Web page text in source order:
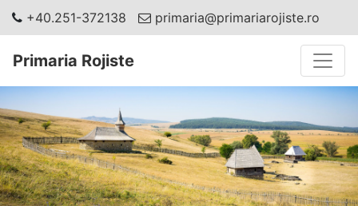
+40.251-372138 primaria@primariarojiste.ro
Primaria Rojiste